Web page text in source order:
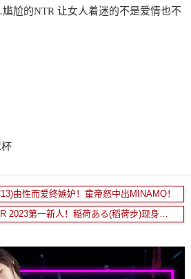
尬的NTR 让女人着迷的不是爱情也不
由性而爱终嫉妒！童帝怒中出MINAMO！
SOD STAR 2023第一新人！稲荷ある(稻荷步)现身不现面！